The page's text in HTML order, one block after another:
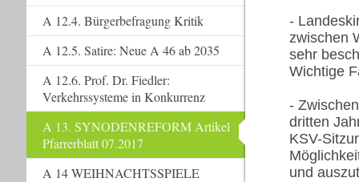
-
zwischen
sehr
Wichtige
-
dritten
KSV-
und
A 12.4. Bürgerbefragung Kritik
A 12.5. Satire: Neue A 46 ab 2035
A 12.6. Prof. Dr. Fiedler:
Verkehrssysteme in Konkurrenz
A 13. SYNODENREFORM Artikel
Pfarrerblatt 07.2017
A 14 WEIHNACHTSSPIELE